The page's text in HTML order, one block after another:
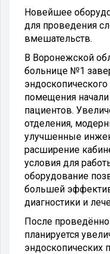
Новейшее
для проведения
вмешательств.
В Воронежской
больнице №1
помещения
пациентов.
отделения,
улучшенные
расширение
условия для
оборудование
большей
диагностики и
После
планируется
эндоскопических